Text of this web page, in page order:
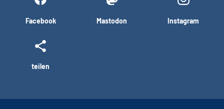
Facebook Mastodon Instagram
teilen